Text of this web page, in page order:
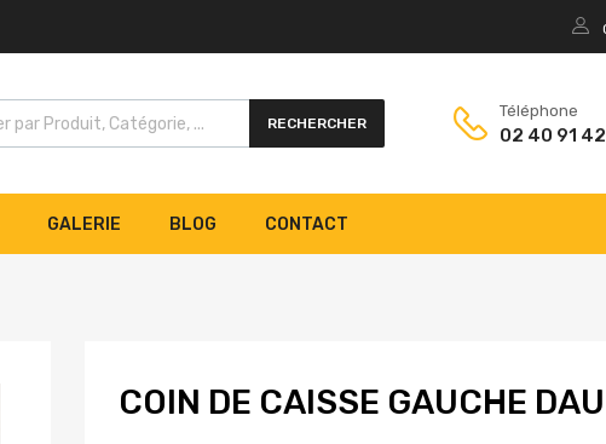
RECHERCHER
Téléphone
02 40 91
GALERIE BLOG CONTACT
COIN DE CAISSE GAUCHE